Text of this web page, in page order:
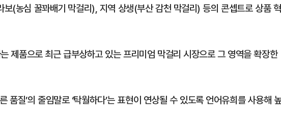
(농심 꿀꽈배기 막걸리), 지역 상생(부산 감천 막걸리) 등의 콘셉트로 상품 혁
제품으로 최근 급부상하고 있는 프리미엄 막걸리 시장으로 그 영역을 확장한
품질’의 줄임말로 ‘탁월하다’는 표현이 연상될 수 있도록 언어유희를 사용해